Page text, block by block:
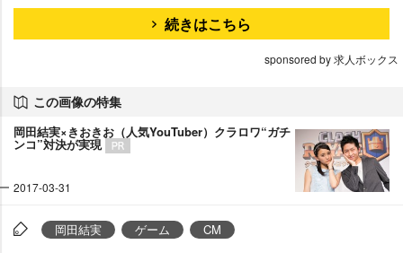
続きはこちら
sponsored by 求人ボックス
この画像の特集
岡田結実×きおきお（人気YouTuber）クラロワ“ガチ
ンコ”対決が実現
2017-03-31
岡田結実 ゲーム CM